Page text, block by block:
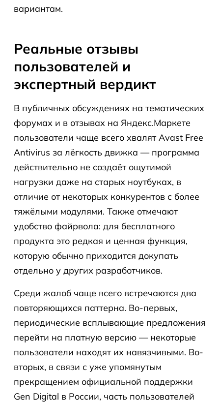
вариантам.
Реальные отзывы
пользователей и
экспертный вердикт
В публичных обсуждениях на тематических
форумах и в отзывах на Яндекс.Маркете
пользователи чаще всего хвалят Avast Free
Antivirus за лёгкость движка — программа
действительно не создаёт ощутимой
нагрузки даже на старых ноутбуках, в
отличие от некоторых конкурентов с более
тяжёлыми модулями. Также отмечают
удобство файрвола: для бесплатного
продукта это редкая и ценная функция,
которую обычно приходится докупать
отдельно у других разработчиков.
Среди жалоб чаще всего встречаются два
повторяющихся паттерна. Во-первых,
периодические всплывающие предложения
перейти на платную версию — некоторые
пользователи находят их навязчивыми. Во-
вторых, в связи с уже упомянутым
прекращением официальной поддержки
Gen Digital в России, часть пользователей